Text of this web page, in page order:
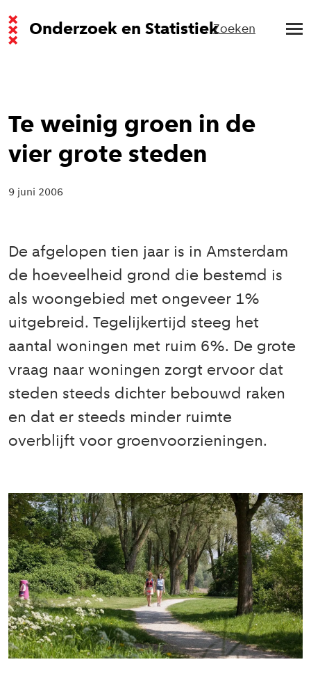
Onderzoek en StatistiekZoeken
Te weinig groen in de
vier grote steden
9 juni 2006
De afgelopen tien jaar is in Amsterdam
de hoeveelheid grond die bestemd is
als woongebied met ongeveer 1%
uitgebreid. Tegelijkertijd steeg het
aantal woningen met ruim 6%. De grote
vraag naar woningen zorgt ervoor dat
steden steeds dichter bebouwd raken
en dat er steeds minder ruimte
overblijft voor groenvoorzieningen.